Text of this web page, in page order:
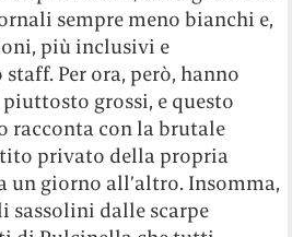
sempre meno bianchi e,
più inclusivi e
Per ora, però, hanno
grossi, e questo
racconta con la brutale
privato della propria
un giorno all’altro. Insomma,
sassolini dalle scarpe